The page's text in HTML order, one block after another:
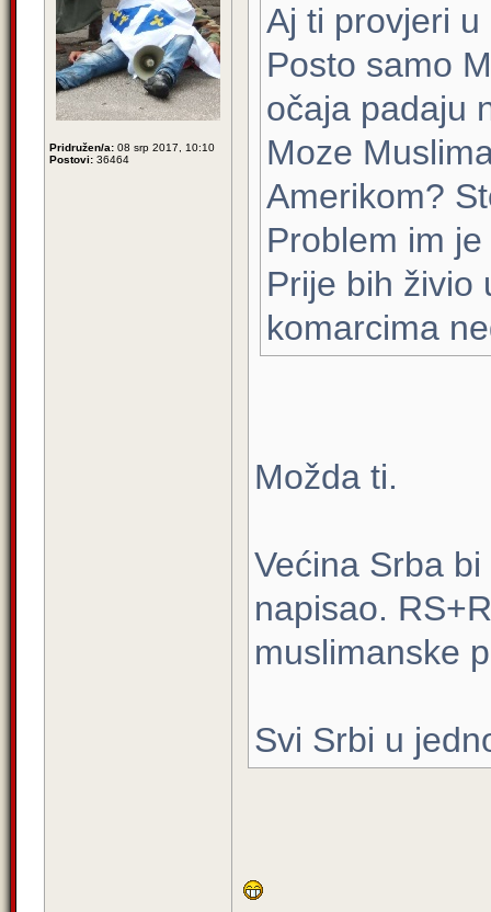
Pridružen/a: 08 srp 2017, 10:10
Postovi: 36464
Aj ti provjeri
Posto samo
očaja padaju
Moze
Amerikom?
Problem im
Prije bih živio
komarcima
Možda ti.
Većina Srba
napisao.
muslimanske
Svi Srbi u